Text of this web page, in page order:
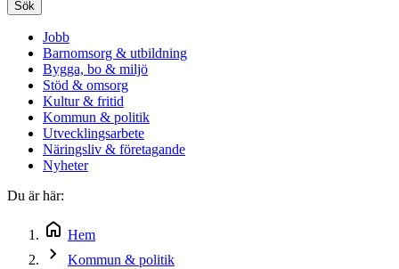
Sök
Jobb
Barnomsorg & utbildning
Bygga, bo & miljö
Stöd & omsorg
Kultur & fritid
Kommun & politik
Utvecklingsarbete
Näringsliv & företagande
Nyheter
Du är här:
Hem
Kommun & politik